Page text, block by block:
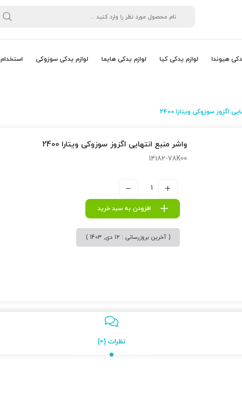
هیوندا لوازم یدکی کیا لوازم یدکی هایما لوازم یدکی سوزوکی استخدام
اگزوز سوزوکی ویتارا 2400
واشر منبع انتهایی اگزوز سوزوکی ویتارا 2400
14182-78K00
افزودن به سبد خرید
( آخرین بروزرسانی : 12 دی, 1403 )
نظرات (0)